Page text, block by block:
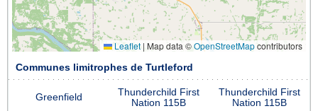
Leaflet | Map data ©OpenStreetMapcontributors
Communes limitrophes de Turtleford
Greenfield
Thunderchild First
Nation 115B
Thunderchild First
Nation 115B